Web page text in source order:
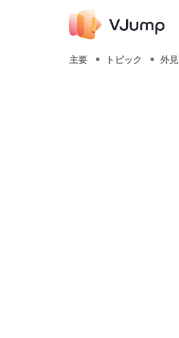
主要 トピック 外見